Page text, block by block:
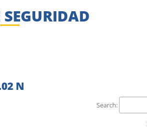
SEGURIDAD
N
Search: